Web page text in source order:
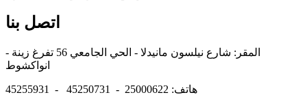
اتصل بنا
المقر: شارع نيلسون مانيدلا - الحي الجامعي 56 تفرغ زينة -
هاتف: 25000622 - 45250731 - 45255931